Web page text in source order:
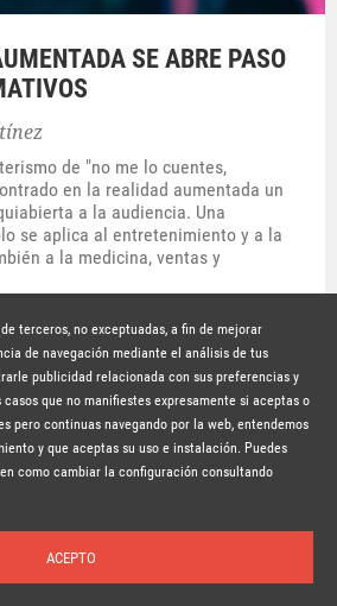
Autores Nosotros Buscar Suscríbete
SE ABRE PASO
de "no me lo cuentes,
en la realidad aumentada un
a la audiencia. Una
se aplica al entretenimiento y a la
a la medicina, ventas y
Lavinia 2026 –www.lavinia.tc
Política de privacidad
Condiciones de uso
terceros, no exceptuadas, a fin de mejorar
de navegación mediante el análisis de tus
publicidad relacionada con sus preferencias y
que no manifiestes expresamente si aceptas o
pero continuas navegando por la web, entendemos
y que aceptas su uso e instalación. Puedes
como cambiar la configuración consultando
ACEPTO